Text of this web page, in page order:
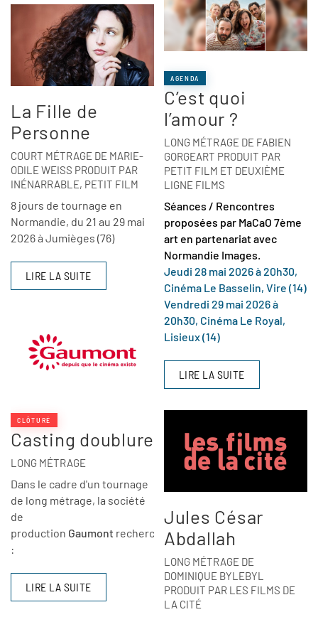
La Fille de
Personne
COURT MÉTRAGE DE MARIE-
ODILE WEISS PRODUIT PAR
INÉNARRABLE, PETIT FILM
8 jours de tournage en
Normandie, du 21 au 29 mai
2026 à Jumièges (76)
LIRE LA SUITE
CLÔTURÉ
Casting doublure
LONG MÉTRAGE
Dans le cadre d'un tournage
de long métrage, la société
de
production Gaumont recherche
:
LIRE LA SUITE
AGENDA
C’est quoi
l’amour ?
LONG MÉTRAGE DE FABIEN
GORGEART PRODUIT PAR
PETIT FILM ET DEUXIÈME
LIGNE FILMS
Séances / Rencontres
proposées par MaCaO 7ème
art en partenariat avec
Normandie Images.
Jeudi 28 mai 2026 à 20h30,
Cinéma Le Basselin, Vire (14)
Vendredi 29 mai 2026 à
20h30, Cinéma Le Royal,
Lisieux (14)
LIRE LA SUITE
Jules César
Abdallah
LONG MÉTRAGE DE
DOMINIQUE BYLEBYL
PRODUIT PAR LES FILMS DE
LA CITÉ